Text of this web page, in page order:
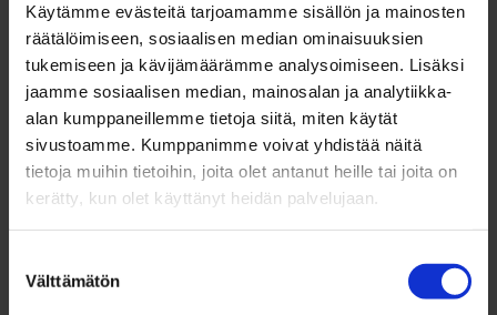
Käytämme evästeitä tarjoamamme sisällön ja mainosten
räätälöimiseen, sosiaalisen median ominaisuuksien
tukemiseen ja kävijämäärämme analysoimiseen. Lisäksi
jaamme sosiaalisen median, mainosalan ja analytiikka-
alan kumppaneillemme tietoja siitä, miten käytät
sivustoamme. Kumppanimme voivat yhdistää näitä
tietoja muihin tietoihin, joita olet antanut heille tai joita on
kerätty, kun olet käyttänyt heidän palvelujaan.
valinta
Välttämätön
Minna Asikainen
Työvalmentaja
040 073 9684
minna.m.asikainen@ouka.fi
Tiina Sorakangas
040 062 9320